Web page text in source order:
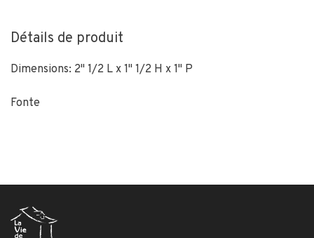
Détails de produit
Dimensions: 2" 1/2 L x 1" 1/2 H x 1" P
Fonte